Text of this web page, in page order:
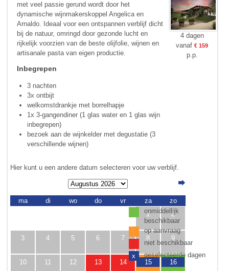
met veel passie gerund wordt door het
dynamische wijnmakerskoppel Angelica en
Arnaldo. Ideaal voor een ontspannen verblijf dicht
bij de natuur, omringd door gezonde lucht en
rijkelijk voorzien van de beste olijfolie, wijnen en
artisanale pasta van eigen productie.
Inbegrepen
3 nachten
3x ontbijt
welkomstdrankje met borrelhapje
1x 3-gangendiner (1 glas water en 1 glas wijn
inbegrepen)
bezoek aan de wijnkelder met degustatie (3
verschillende wijnen)
4 dagen
vanaf€ 159
p.p.
Hier kunt u een andere datum selecteren voor uw verblijf.
ma di wo do vr za
zo
1
2
3 4 5 6 7 8 9
10 11 12 13 14 15 16
onmiddellijk
beschikbaar
op aanvraag
niet beschikbaar
x
geselecteerde dagen